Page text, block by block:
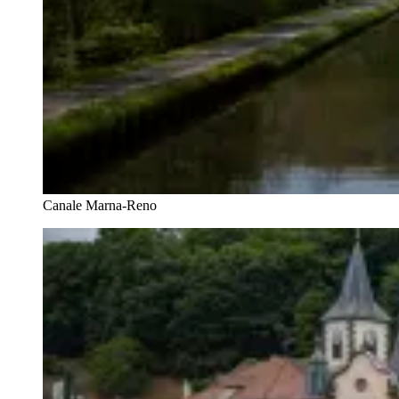
Canale Marna-Reno